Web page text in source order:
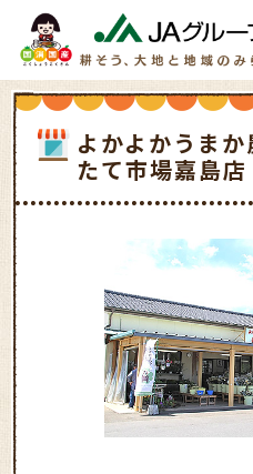
よかよかうま
たて市場嘉島店